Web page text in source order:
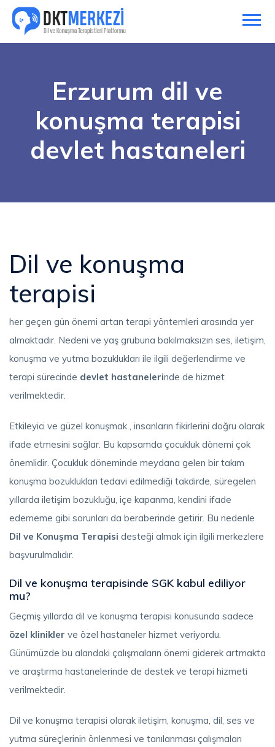
Erzurum dil ve
konuşma terapisi
devlet hastaneleri
Dil ve konuşma
terapisi
her geçen gün önemi artan terapi yöntemleri arasında yer
almaktadır. Nedeni ve yaş grubuna bakılmaksızın ses, iletişim,
konuşma ve yutma bozuklukları ile ilgili değerlendirme ve
terapi sürecinde devlet hastanelerinde de hizmet
verilmektedir.
Etkileyici ve güzel konuşmak , insanların fikirlerini doğru olarak
ifade etmesini sağlar. Bu kapsamda çocukluk dönemi çok
önemlidir. Çocukluk döneminde meydana gelen bir takım
konuşma bozuklukları tedavi edilmediği takdirde, süregelen
yıllarda iletişim bozukluğu, içe kapanma, kendini ifade
edememe gibi sorunları da beraberinde getirir. Bu nedenle
Dil ve Konuşma Terapisi desteği almak için ilgili merkezlere
başvurulmalıdır.
Dil ve konuşma terapisinde SGK kabul ediliyor
mu?
Geçmiş yıllarda dil ve konuşma terapisi konusunda sadece
özel klinikler ve özel hastaneler hizmet veriyordu.
Günümüzde bu alandaki çalışmaların önemi giderek artmakta
ve araştırma hastanelerinde de destek ve terapi hizmeti
verilmektedir.
Dil ve konuşma terapisi olarak iletişim, konuşma, dil, ses ve
yutma süreçlerinin önlenmesi ve tanılanması çalışmaları